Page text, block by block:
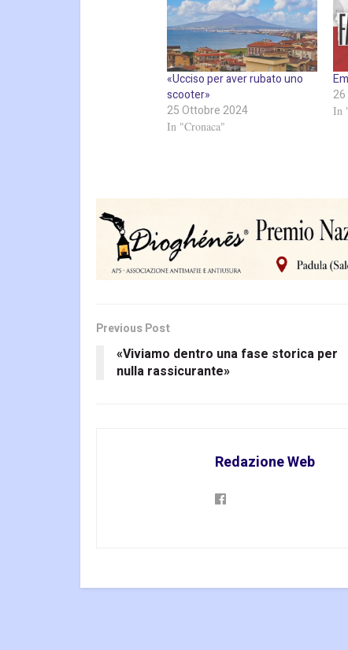
«Ucciso per aver rubato uno
scooter»
25 Ottobre 2024
In "Cronaca"
In
Previous Post
«Viviamo dentro una fase storica per
nulla rassicurante»
Redazione Web